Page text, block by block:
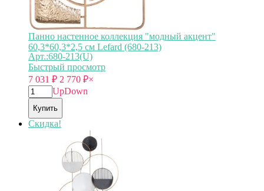
Панно настенное коллекция "модный акцент"
60,3*60,3*2,5 см Lefard (680-213)
Арт.:680-213(U)
Быстрый просмотр
7 031 ₽ 2 770 ₽×
UpDown
Купить
Скидка!